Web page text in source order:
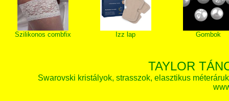
Szilikonos combfix Izz lap Gombok
TAYLOR
Swarovski kristályok, strasszok, elasztikus